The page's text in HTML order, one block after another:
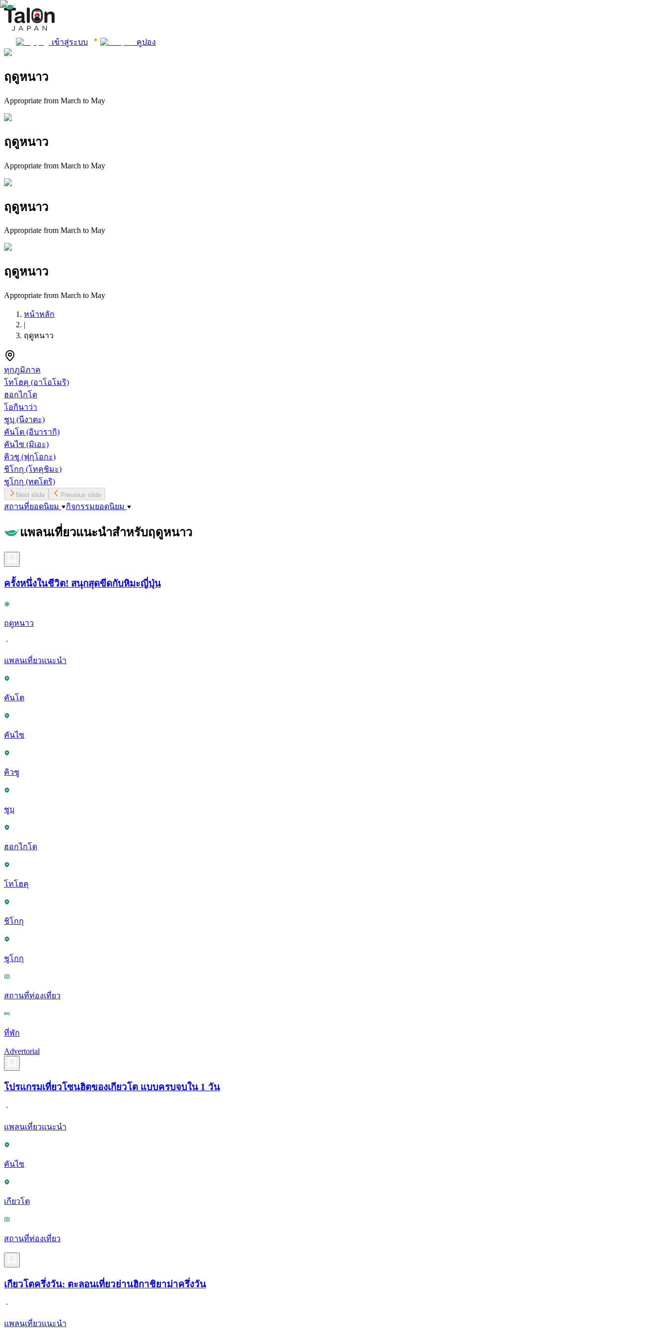
เข้าสู่ระบบ คูปอง
ฤดูหนาว
Appropriate from March to May
ฤดูหนาว
Appropriate from March to May
ฤดูหนาว
Appropriate from March to May
ฤดูหนาว
Appropriate from March to May
หน้าหลัก
|
ฤดูหนาว
ทุกภูมิภาค
โทโฮคุ (อาโอโมริ)
ฮอกไกโด
โอกินาว่า
ชูบุ (นีงาตะ)
คันโต (อิบารากิ)
คันไซ (มิเอะ)
คิวชู (ฟุกุโอกะ)
ชิโกกุ (โทคุชิมะ)
ชูโกกุ (ทตโตริ)
Next slide Previous slide
สถานที่ยอดนิยม กิจกรรมยอดนิยม
แพลนเที่ยวแนะนำสำหรับฤดูหนาว
ครั้งหนึ่งในชีวิต! สนุกสุดขีดกับหิมะญี่ปุ่น
ฤดูหนาว
แพลนเที่ยวแนะนำ
คันโต
คันไซ
คิวชู
ชูบุ
ฮอกไกโด
โทโฮคุ
ชิโกกุ
ชูโกกุ
สถานที่ท่องเที่ยว
ที่พัก
Advertorial
โปรแกรมเที่ยวโซนฮิตของเกียวโต แบบครบจบใน 1 วัน
แพลนเที่ยวแนะนำ
คันไซ
เกียวโต
สถานที่ท่องเที่ยว
เกียวโตครึ่งวัน: ตะลอนเที่ยวย่านฮิกาชิยาม่าครึ่งวัน
แพลนเที่ยวแนะนำ